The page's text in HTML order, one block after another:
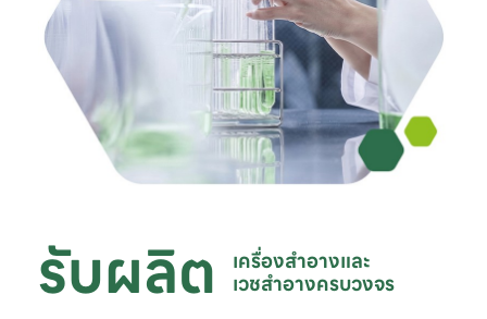
รับผลิต เครื่องสำอางและ
เวชสำอางครบวงจร